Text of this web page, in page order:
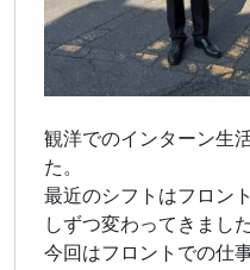
観洋でのインターン生
た。
最近のシフトはフロン
しずつ変わってきました
今回はフロントでの仕